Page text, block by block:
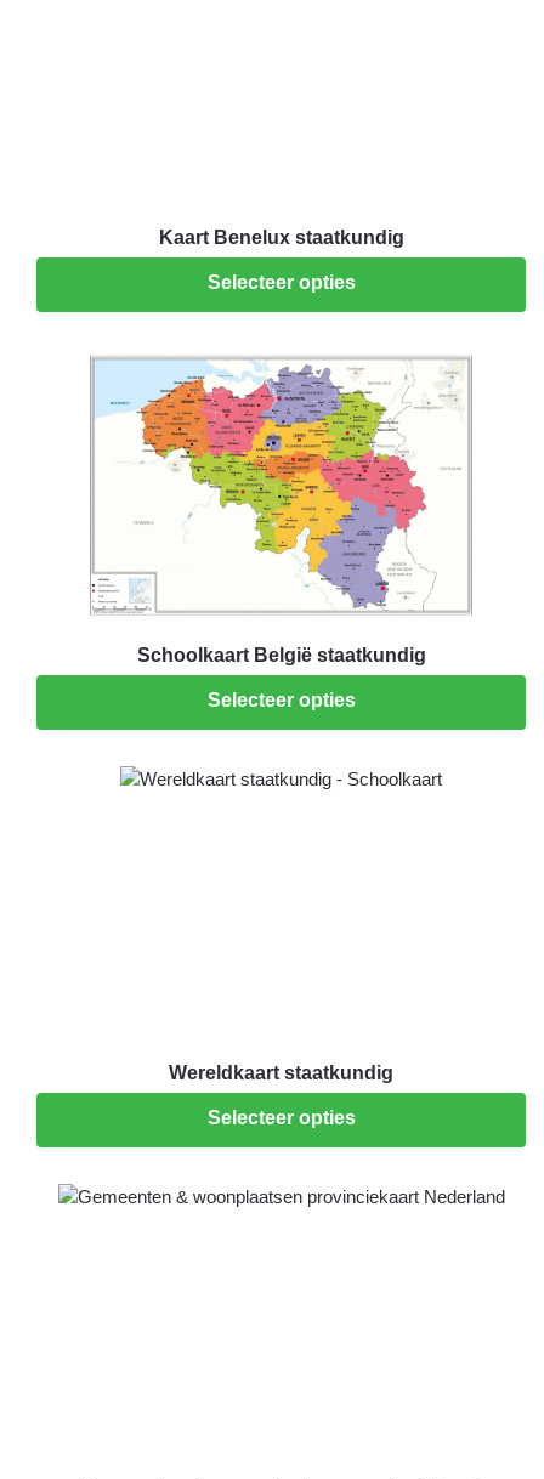
Kaart Benelux staatkundig
Selecteer opties
Schoolkaart België staatkundig
Selecteer opties
Wereldkaart staatkundig
Selecteer opties